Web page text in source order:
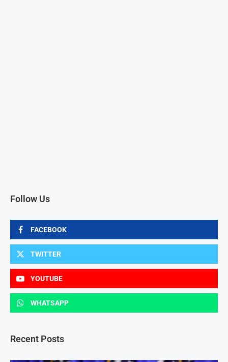
Follow Us
FACEBOOK
TWITTER
YOUTUBE
WHATSAPP
Recent Posts